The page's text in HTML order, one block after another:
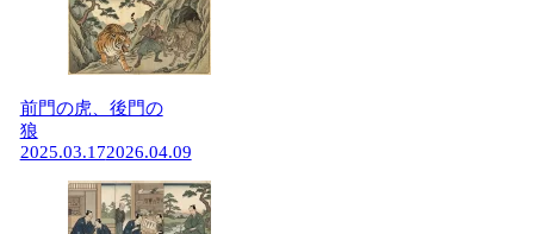
前門の虎、後門の
狼
2025.03.172026.04.09